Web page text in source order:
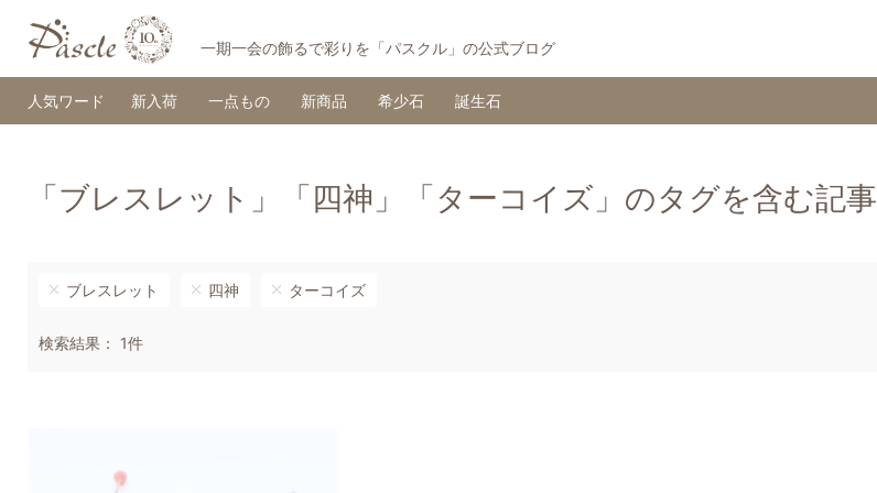
一期一会の飾るで彩りを「パスクル」の公式ブログ
人気ワード 新入荷 一点もの 新商品 希少石 誕生石
「ブレスレット」「四神」「ターコイズ」のタグを含む記事
ブレスレット 四神 ターコイズ
検索結果： 1件